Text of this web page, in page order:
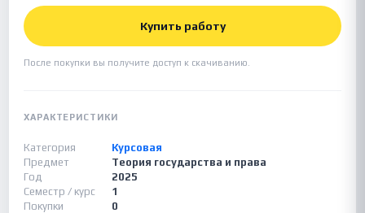
Купить работу
После покупки вы получите доступ к скачиванию.
ХАРАКТЕРИСТИКИ
Категория
Курсовая
Предмет
Теория государства и права
Год
2025
Семестр / курс
1
Покупки
0